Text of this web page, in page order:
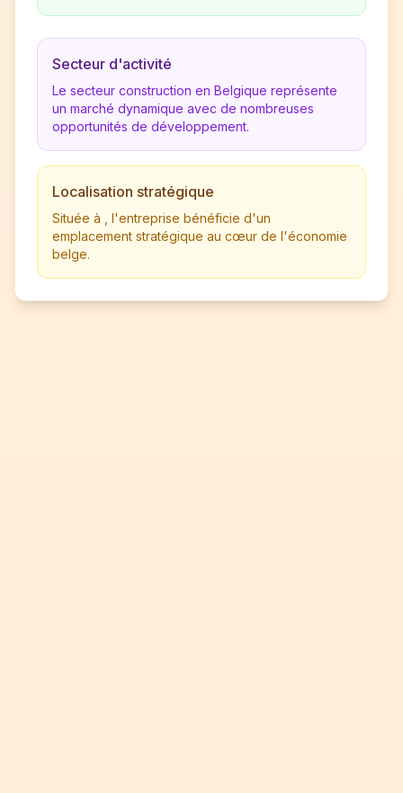
Secteur d'activité
Le secteur construction en Belgique représente
un marché dynamique avec de nombreuses
opportunités de développement.
Localisation stratégique
Située à , l'entreprise bénéficie d'un
emplacement stratégique au cœur de l'économie
belge.